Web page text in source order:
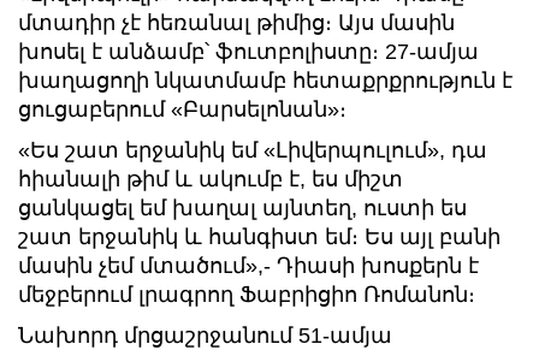
մտադիր չէ հեռանալ թիմից։ Այս մասին
խոսել է անձամբ՝ ֆուտբոլիստը։ 27-ամյա
խաղացողի նկատմամբ հետաքրքրություն է
ցուցաբերում «Բարսելոնան»։
«Ես շատ երջանիկ եմ «Լիվերպուլում», դա
հիանալի թիմ և ակումբ է, ես միշտ
ցանկացել եմ խաղալ այնտեղ, ուստի ես
շատ երջանիկ և հանգիստ եմ։ Ես այլ բանի
մասին չեմ մտածում»,- Դիասի խոսքերն է
մեջբերում լրագրող Ֆաբրիցիո Ռոմանոն։
Նախորդ մրցաշրջանում 51-ամյա